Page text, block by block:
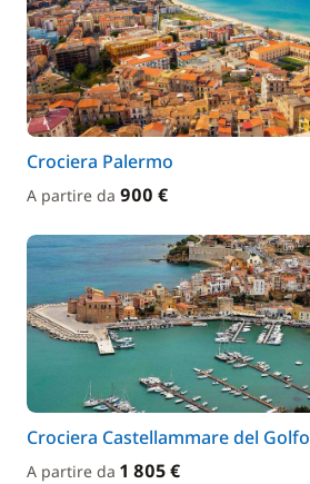
Crociera Palermo
A partire da 900 €
Crociera Castellammare del Golfo
A partire da 1 805 €